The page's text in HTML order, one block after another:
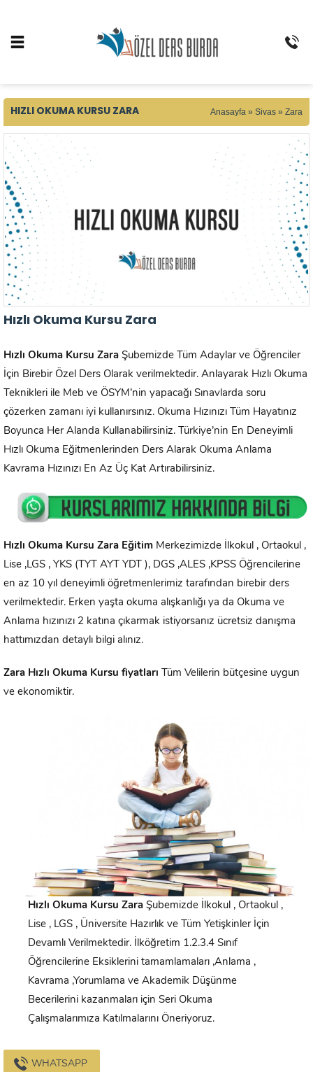
HIZLI OKUMA KURSU ZARA Anasayfa » Sivas » Zara
Hızlı Okuma Kursu Zara
Hızlı Okuma Kursu Zara Şubemizde Tüm Adaylar ve Öğrenciler
İçin Birebir Özel Ders Olarak verilmektedir. Anlayarak Hızlı Okuma
Teknikleri ile Meb ve ÖSYM’nin yapacağı Sınavlarda soru
çözerken zamanı iyi kullanırsınız. Okuma Hızınızı Tüm Hayatınız
Boyunca Her Alanda Kullanabilirsiniz. Türkiye’nin En Deneyimli
Hızlı Okuma Eğitmenlerinden Ders Alarak Okuma Anlama
Kavrama Hızınızı En Az Üç Kat Artırabilirsiniz.
Hızlı Okuma Kursu Zara Eğitim Merkezimizde İlkokul , Ortaokul ,
Lise ,LGS , YKS (TYT AYT YDT ), DGS ,ALES ,KPSS Öğrencilerine
en az 10 yıl deneyimli öğretmenlerimiz tarafından birebir ders
verilmektedir. Erken yaşta okuma alışkanlığı ya da Okuma ve
Anlama hızınızı 2 katına çıkarmak istiyorsanız ücretsiz danışma
hattımızdan detaylı bilgi alınız.
Zara Hızlı Okuma Kursu fiyatları Tüm Velilerin bütçesine uygun
ve ekonomiktir.
Hızlı Okuma KursuZaraŞubemizde İlkokul , Ortaokul ,
Lise , LGS , Üniversite Hazırlık ve Tüm Yetişkinler İçin
Devamlı Verilmektedir. İlköğretim 1.2.3.4 Sınıf
Öğrencilerine Eksiklerini tamamlamaları ,Anlama ,
Kavrama ,Yorumlama ve Akademik Düşünme
Becerilerini kazanmaları için Seri Okuma
Çalışmalarımıza Katılmalarını Öneriyoruz.
WHATSAPP